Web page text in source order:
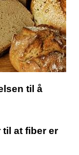
til å
til at fiber er